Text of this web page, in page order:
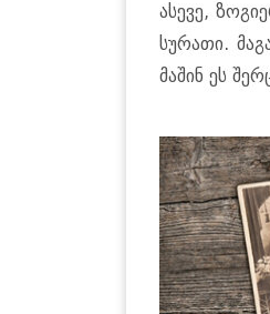
ასევე,
სურათი.
მაშინ ეს